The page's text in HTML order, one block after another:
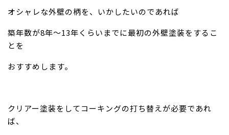
オシャレな外壁の柄を、いかしたいのであれば
築年数が8年～13年くらいまでに最初の外壁塗装をするこ
とを
おすすめします。
クリアー塗装をしてコーキングの打ち替えが必要であれ
ば、